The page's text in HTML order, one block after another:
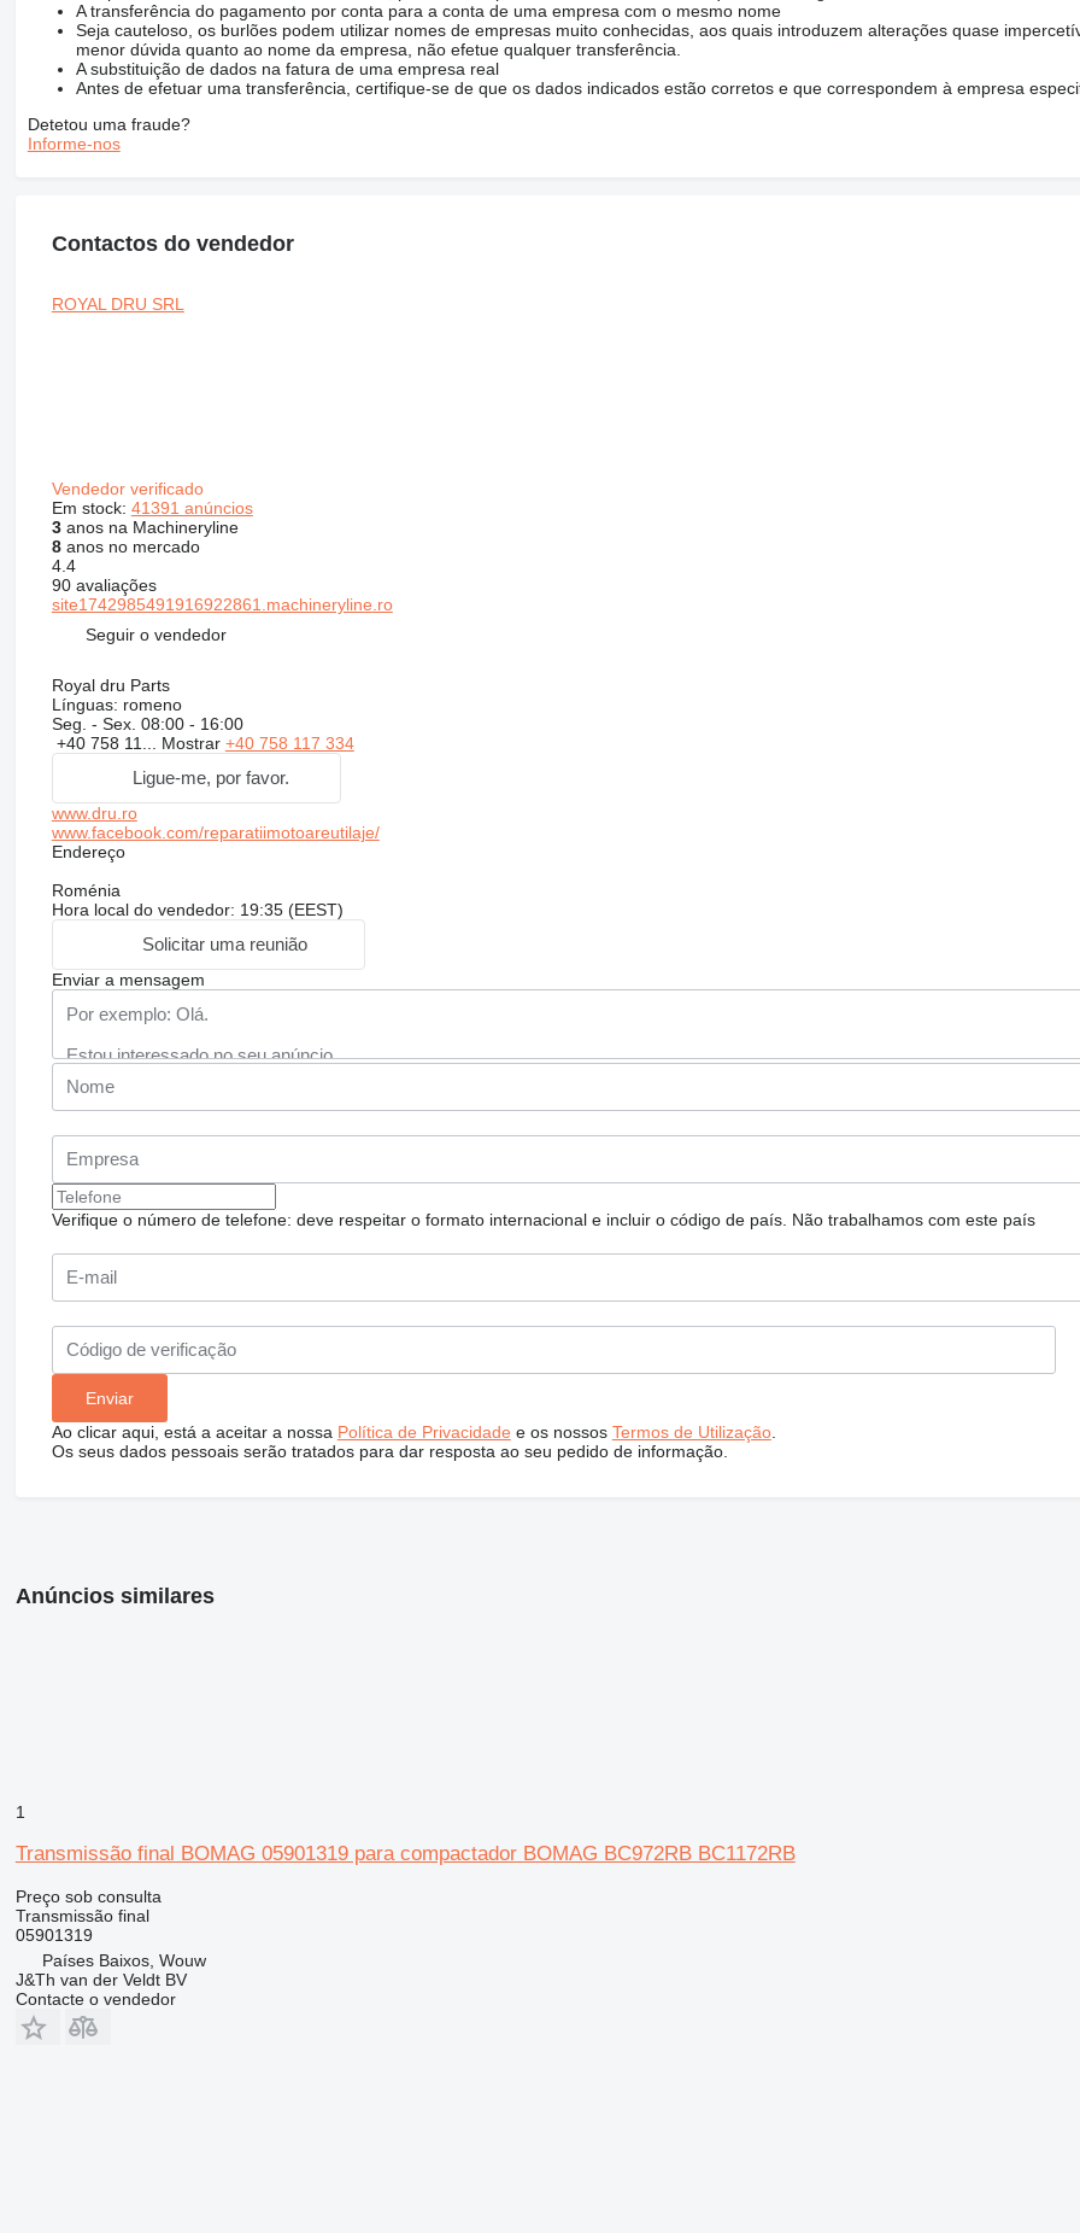
A transferência do pagamento por conta para a conta de uma empresa com o mesmo nome
Seja cauteloso, os burlões podem utilizar nomes de empresas muito conhecidas, aos quais introduzem alterações quase
menor dúvida quanto ao nome da empresa, não efetue qualquer transferência.
A substituição de dados na fatura de uma empresa real
Antes de efetuar uma transferência, certifique-se de que os dados indicados estão corretos e que correspondem à empresa
Detetou uma fraude?
Informe-nos
Contactos do vendedor
ROYAL DRU SRL
Vendedor verificado
Em stock: 41391 anúncios
3anos na Machineryline
8anos no mercado
4.4
90 avaliações
site1742985491916922861.machineryline.ro
Seguir o vendedor
Royal dru Parts
Línguas: romeno
Seg. - Sex. 08:00 - 16:00
+40 758 11... Mostrar +40 758 117 334
Ligue-me, por favor.
www.dru.ro
www.facebook.com/reparatiimotoareutilaje/
Endereço
Roménia
Hora local do vendedor: 19:35 (EEST)
Solicitar uma reunião
Enviar a mensagem
Verifique o número de telefone: deve respeitar o formato internacional e incluir o código de país. Não trabalhamos com este país
Ao clicar aqui, está a aceitar a nossa Política de Privacidade e os nossos Termos de Utilização.
Os seus dados pessoais serão tratados para dar resposta ao seu pedido de informação.
Anúncios similares
1
Transmissão final BOMAG 05901319 para compactador BOMAG BC972RB BC1172RB
Preço sob consulta
Transmissão final
05901319
Países Baixos, Wouw
J&Th van der Veldt BV
Contacte o vendedor